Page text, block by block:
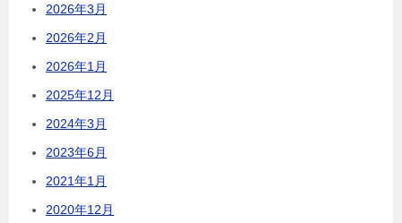
2026年3月
2026年2月
2026年1月
2025年12月
2024年3月
2023年6月
2021年1月
2020年12月